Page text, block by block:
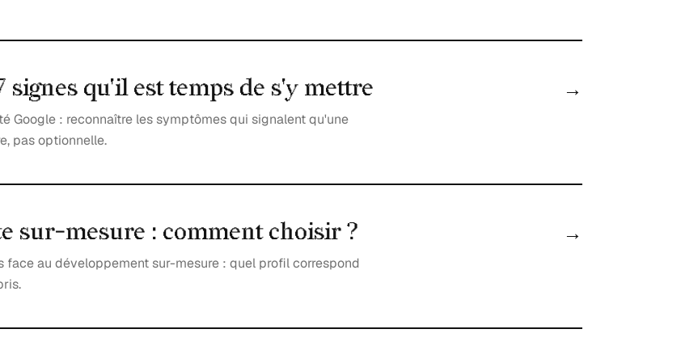
signes qu'il est temps de s'y mettre
Google : reconnaître les symptômes qui signalent qu'une
pas optionnelle.
→
sur-mesure : comment choisir ?
face au développement sur-mesure : quel profil correspond
→